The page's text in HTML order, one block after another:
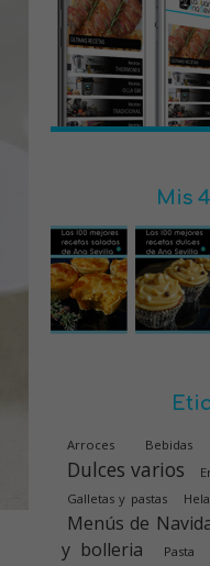
Mis
Arroces Bebidas
Dulces varios
Galletas y pastas
Menús de
y bolleria
Pasta